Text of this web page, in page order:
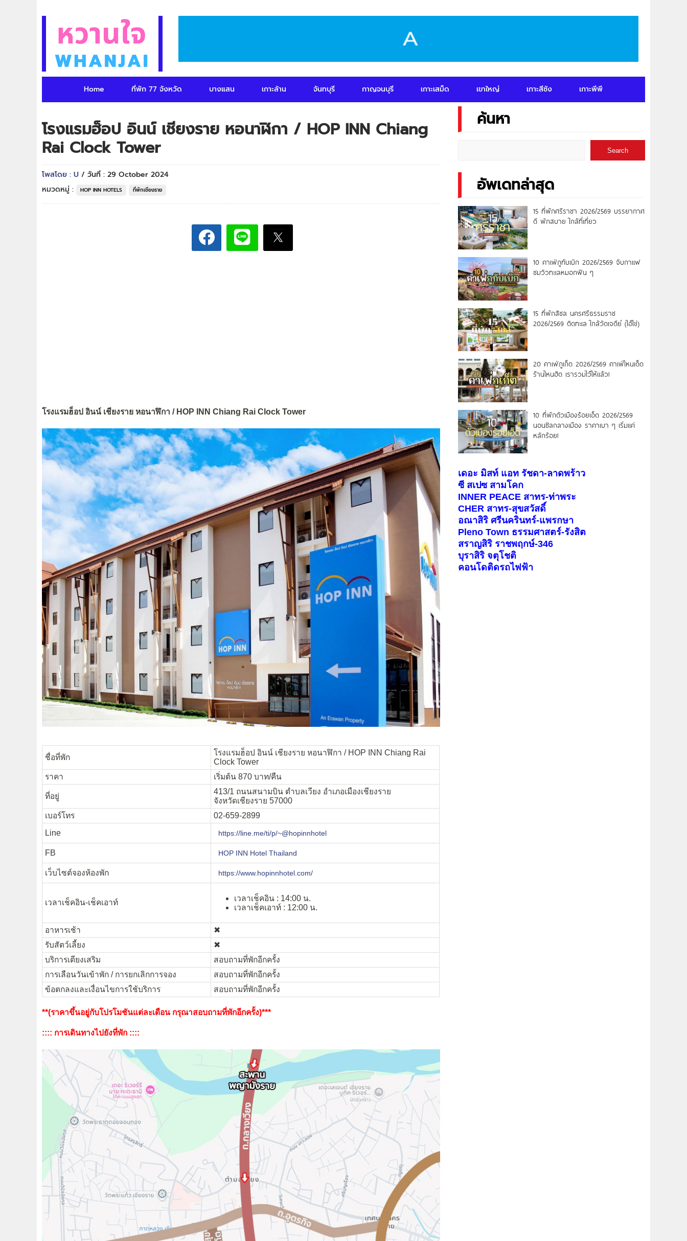
Home ที่พัก 77 จังหวัด บางแสน เกาะล้าน จันทบุรี กาญจนบุรี เกาะเสม็ด เขาใหญ่ เกาะสีชัง เกาะพีพี
โรงแรมฮ็อป อินน์ เชียงราย หอนาฬิกา / HOP INN Chiang
Rai Clock Tower
โพสโดย : U / วันที่ : 29 October 2024
หมวดหมู่ :
HOP INN HOTELS ที่พักเชียงราย
โรงแรมฮ็อป อินน์ เชียงราย หอนาฬิกา / HOP INN Chiang Rai Clock Tower
ชื่อที่พัก
โรงแรมฮ็อป อินน์ เชียงราย หอนาฬิกา / HOP INN Chiang Rai
Clock Tower
ราคา
เริ่มต้น 870 บาท/คืน
ที่อยู่
413/1 ถนนสนามบิน ตำบลเวียง อำเภอเมืองเชียงราย
จังหวัดเชียงราย 57000
เบอร์โทร
02-659-2899
Line
https://line.me/ti/p/~@hopinnhotel
FB HOP INN Hotel Thailand
เว็บไซต์จองห้องพัก https://www.hopinnhotel.com/
เวลาเช็คอิน-เช็คเอาท์
เวลาเช็คอิน : 14:00 น.
เวลาเช็คเอาท์ : 12:00 น.
อาหารเช้า
✖︎
รับสัตว์เลี้ยง
✖︎
บริการเตียงเสริม
สอบถามที่พักอีกครั้ง
การเลือนวันเข้าพัก / การยกเลิกการจอง
สอบถามที่พักอีกครั้ง
ข้อตกลงและเงื่อนไขการใช้บริการ
สอบถามที่พักอีกครั้ง
**(ราคาขึ้นอยู่กับโปรโมชันแต่ละเดือน กรุณาสอบถามที่พักอีกครั้ง)***
:::: การเดินทางไปยังที่พัก ::::
ค้นหา
Search
อัพเดทล่าสุด
15 ที่พักศรีราชา 2026/2569 บรรยากาศ
ดี พักสบาย ใกล้ที่เที่ยว
10 คาเฟ่ภูทับเบิก 2026/2569 จิบกาแฟ
ชมวิวทะเลหมอกฟิน ๆ
15 ที่พักสิชล นครศรีธรรมราช
2026/2569 ติดทะเล ใกล้วัดเจดีย์ (ไอ้ไข่)
20 คาเฟ่ภูเก็ต 2026/2569 คาเฟ่ไหนเด็ด
ร้านไหนฮิต เรารวมไว้ให้แล้ว!
10 ที่พักตัวเมืองร้อยเอ็ด 2026/2569
นอนชิลกลางเมือง ราคาเบา ๆ เริ่มแค่
หลักร้อย!
เดอะ มิสท์ แอท รัชดา-ลาดพร้าว
ซี สเปซ สามโคก
INNER PEACE สาทร-ท่าพระ
CHER สาทร-สุขสวัสดิ์
อณาสิริ ศรีนครินทร์-แพรกษา
Pleno Town ธรรมศาสตร์-รังสิต
สราญสิริ ราชพฤกษ์-346
บุราสิริ จตุโชติ
คอนโดติดรถไฟฟ้า